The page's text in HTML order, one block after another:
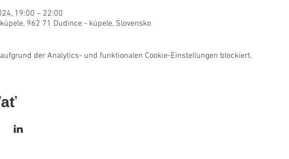
19:00 – 22:00
962 71 Dudince - kúpele, Slovensko
der Analytics- und funktionalen Cookie-Einstellungen blockiert.